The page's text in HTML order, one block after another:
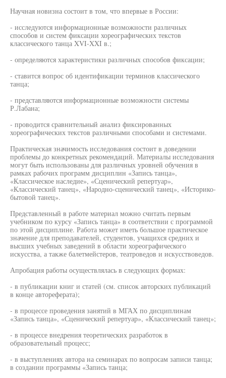
Научная новизна состоит в том, что впервые в России:
- исследуются информационные возможности различных
способов и систем фиксации хореографических текстов
классического танца XVI-XXI в.;
- определяются характеристики различных способов фиксации;
- ставится вопрос об идентификации терминов классического
танца;
- представляются информационные возможности системы
Р.Лабана;
- проводится сравнительный анализ фиксированных
хореографических текстов различными способами и системами.
Практическая значимость исследования состоит в доведении
проблемы до конкретных рекомендаций. Материалы исследования
могут быть использованы для различных уровней обучения в
рамках рабочих программ дисциплин «Запись танца»,
«Классическое наследие», «Сценический репертуар»,
«Классический танец», «Народно-сценический танец», «Историко-
бытовой танец».
Представленный в работе материал можно считать первым
учебником по курсу «Запись танца» в соответствии с программой
по этой дисциплине. Работа может иметь большое практическое
значение для преподавателей, студентов, учащихся средних и
высших учебных заведений в области хореографического
искусства, а также балетмейстеров, театроведов и искусствоведов.
Апробация работы осуществлялась в следующих формах:
- в публикации книг и статей (см. список авторских публикаций
в конце автореферата);
- в процессе проведения занятий в МГАХ по дисциплинам
«Запись танца», «Сценический репертуар», «Классический танец»;
- в процессе внедрения теоретических разработок в
образовательный процесс;
- в выступлениях автора на семинарах по вопросам записи танца;
в создании программы «Запись танца;